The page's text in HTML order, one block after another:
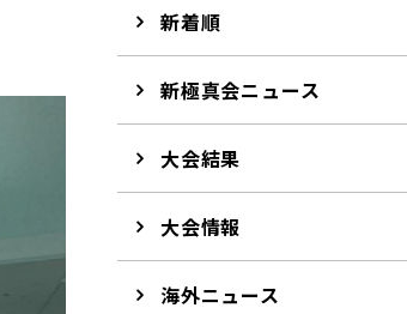
新着順
新極真会ニュース
大会結果
大会情報
海外ニュース